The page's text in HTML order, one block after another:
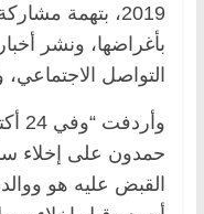
2019، بتهمة
بأغراضها، ونشر
التواصل
حمدون على إخلاء
القبض عليه هو